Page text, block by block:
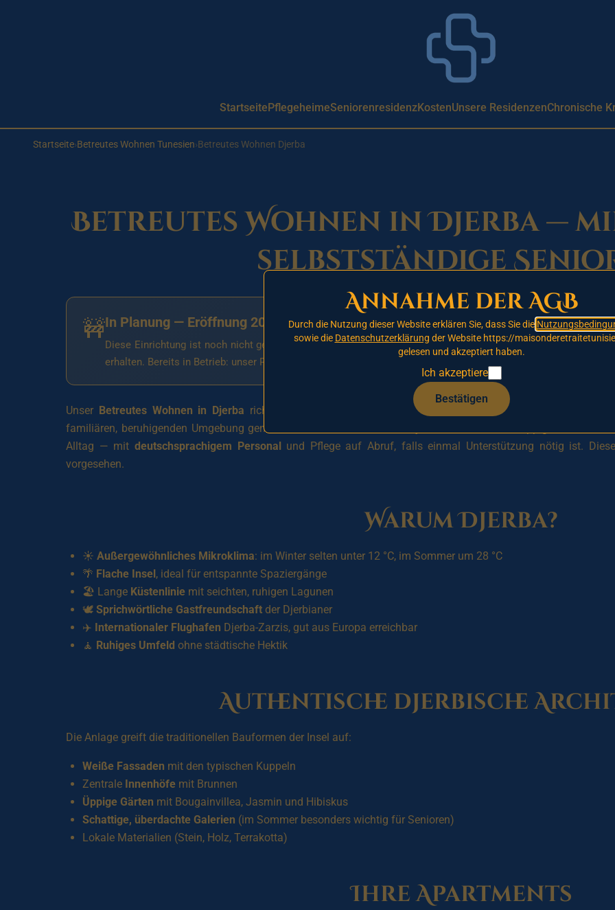
StartseitePflegeheimeSeniorenresidenzKostenUnsere ResidenzenChronische
Startseite›Betreutes Wohnen Tunesien›Betreutes Wohnen Djerba
Betreutes Wohnen in Djerba —
selbstständige
🚧In Planung — Eröffnung 2026
Diese Einrichtung ist noch nicht geöffnet.Tragen Sie sich noch heutein unsere Vorrangliste ein, um sich
erhalten. Bereits in Betrieb: unser Partnerhaus in
Unser Betreutes Wohnen in Djerba richtet sich an
Seniorinnen und Senioren, die eines
familiären, beruhigenden Umgebung genießen möchten. Traditionelle djerbische Architektur, üppige Gärten
Alltag — mit deutschsprachigem Personal und Pflege auf Abruf, falls einmal Unterstützung nötig ist.
vorgesehen.
Warum Djerba?
☀️ Außergewöhnliches Mikroklima: im Winter selten unter 12 °C, im Sommer um 28 °C
🌴 Flache Insel, ideal für entspannte Spaziergänge
🏖️ Lange Küstenlinie mit seichten, ruhigen Lagunen
🕊️ Sprichwörtliche Gastfreundschaft der Djerbianer
✈️ Internationaler Flughafen Djerba-Zarzis, gut aus Europa erreichbar
🧘 Ruhiges Umfeld ohne städtische Hektik
Authentische djerbische
Die Anlage greift die traditionellen Bauformen der Insel auf:
Weiße Fassaden mit den typischen Kuppeln
Zentrale Innenhöfe mit Brunnen
Üppige Gärten mit Bougainvillea, Jasmin und Hibiskus
Schattige, überdachte Galerien (im Sommer besonders wichtig für Senioren)
Lokale Materialien (Stein, Holz, Terrakotta)
Ihre Apartments
Annahme der AGB
Durch die Nutzung dieser Website erklären Sie, dass Sie die
sowie die Datenschutzerklärung der Website https://
gelesen und akzeptiert haben.
Ich akzeptiere
Bestätigen